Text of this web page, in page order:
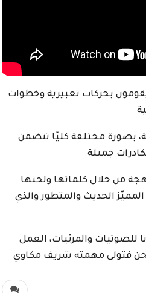
بحركات تعبيرية وخطوات
بصورة مختلفة كليًا تتضمن
جميلة
من خلال كلماتها ولحنها
الحديث والمتطور والذي
للصوتيات والمرئيات، العمل
فتولى مهمته شريف مكاوي